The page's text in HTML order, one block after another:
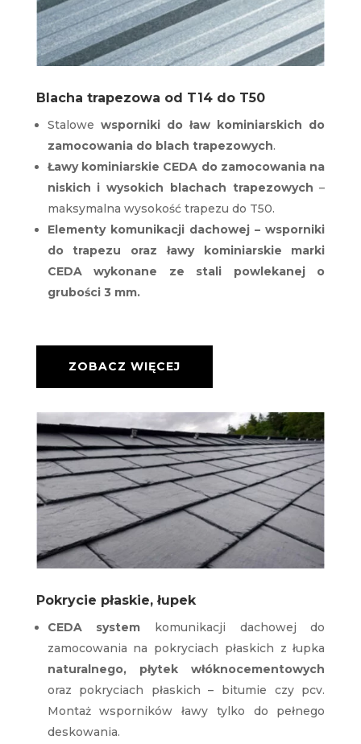
Blacha trapezowa od T14 do T50
Stalowe wsporniki do ław kominiarskich do
zamocowania do blach trapezowych.
Ławy kominiarskie CEDA do zamocowania na
niskich i wysokich blachach trapezowych –
maksymalna wysokość trapezu do T50.
Elementy komunikacji dachowej – wsporniki
do trapezu oraz ławy kominiarskie marki
CEDA wykonane ze stali powlekanej o
grubości 3 mm.
ZOBACZ WIĘCEJ
Pokrycie płaskie, łupek
CEDA system komunikacji dachowej do
zamocowania na pokryciach płaskich z łupka
naturalnego, płytek włóknocementowych
oraz pokryciach płaskich – bitumie czy pcv.
Montaż wsporników ławy tylko do pełnego
deskowania.